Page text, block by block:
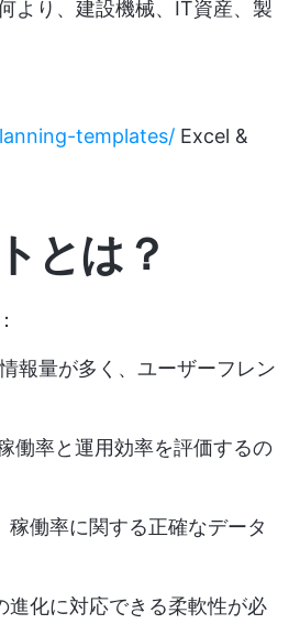
より、建設機械、IT資産、製
templates/ Excel &
とは？
報量が多く、ユーザーフレン
働率と運用効率を評価するの
働率に関する正確なデータ
進化に対応できる柔軟性が必